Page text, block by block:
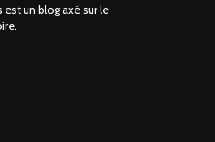
un blog axé sur le